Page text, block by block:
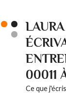
00011
Ce que